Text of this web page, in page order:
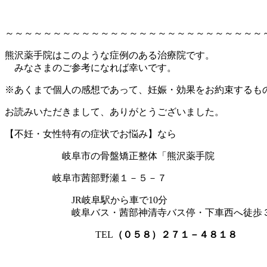
～～～～～～～～～～～～～～～～～～～～～～～～～～～
熊沢薬手院はこのような症例のある治療院です。
みなさまのご参考になれば幸いです。
※あくまで個人の感想であって、妊娠・効果をお約束するも
お読みいただきまして、ありがとうございました。
【不妊・女性特有の症状でお悩み】なら
岐阜市の骨盤矯正整体「熊沢薬手院
岐阜市茜部野瀬１－５－７
JR岐阜駅から車で10分
岐阜バス・茜部神清寺バス停・下車西へ徒歩
TEL （０５８）２７１－４８１８